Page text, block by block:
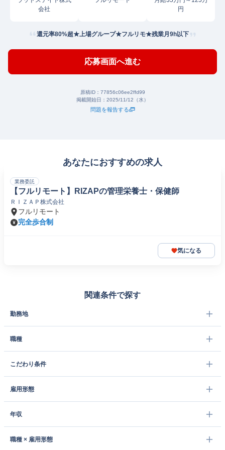
会社
円
還元率80%超★上場グループ★フルリモ★残業月9h以下
応募画面へ進む
原稿ID： 77856c06ee2ffd99
掲載開始日： 2025/11/12（水）
問題を報告する
あなたにおすすめの求人
業務委託
【フルリモート】RIZAPの管理栄養士・保健師
ＲＩＺＡＰ株式会社
フルリモート
完全歩合制
気になる
関連条件で探す
勤務地
職種
こだわり条件
雇用形態
年収
職種 × 雇用形態